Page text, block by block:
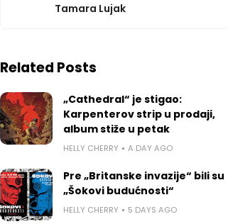
Tamara Lujak
Related Posts
„Cathedral“ je stigao:
Karpenterov strip u prodaji,
album stiže u petak
HELLY CHERRY A DAY AGO
Pre „Britanske invazije“ bili su
„Šokovi budućnosti“
HELLY CHERRY 5 DAYS AGO